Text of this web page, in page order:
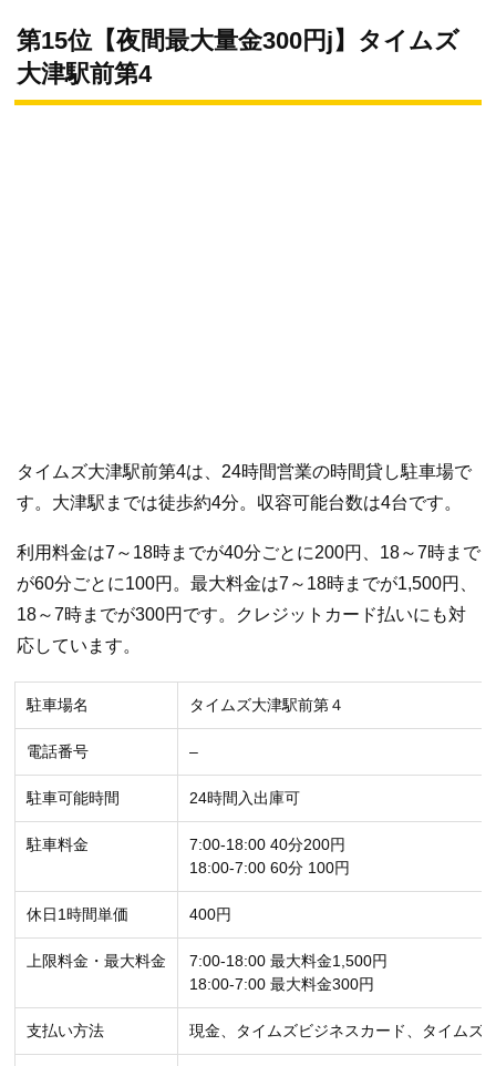
第15位【夜間最大量金300円j】タイムズ
大津駅前第4
タイムズ大津駅前第4は、24時間営業の時間貸し駐車場で
す。大津駅までは徒歩約4分。収容可能台数は4台です。
利用料金は7～18時までが40分ごとに200円、18～7時まで
が60分ごとに100円。最大料金は7～18時までが1,500円、
18～7時までが300円です。クレジットカード払いにも対
応しています。
駐車場名 タイムズ大津駅前第４
電話番号 –
駐車可能時間 24時間入出庫可
駐車料金
7:00-18:00 40分200円
18:00-7:00 60分 100円
休日1時間単価 400円
上限料金・最大料金
7:00-18:00 最大料金1,500円
18:00-7:00 最大料金300円
支払い方法 現金、タイムズビジネスカード、タイムズ